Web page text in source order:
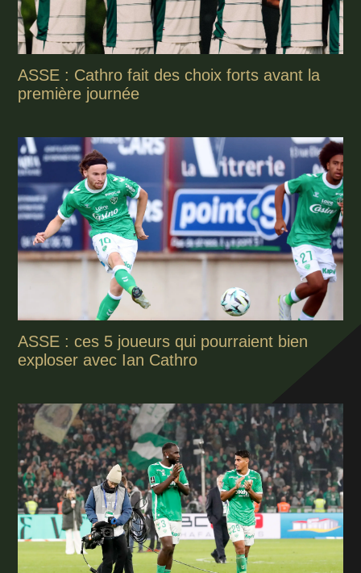
ASSE : Cathro fait des choix forts avant la
première journée
ASSE : ces 5 joueurs qui pourraient bien
exploser avec Ian Cathro